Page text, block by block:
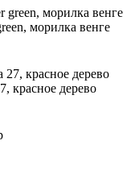
морилка венге
красное дерево